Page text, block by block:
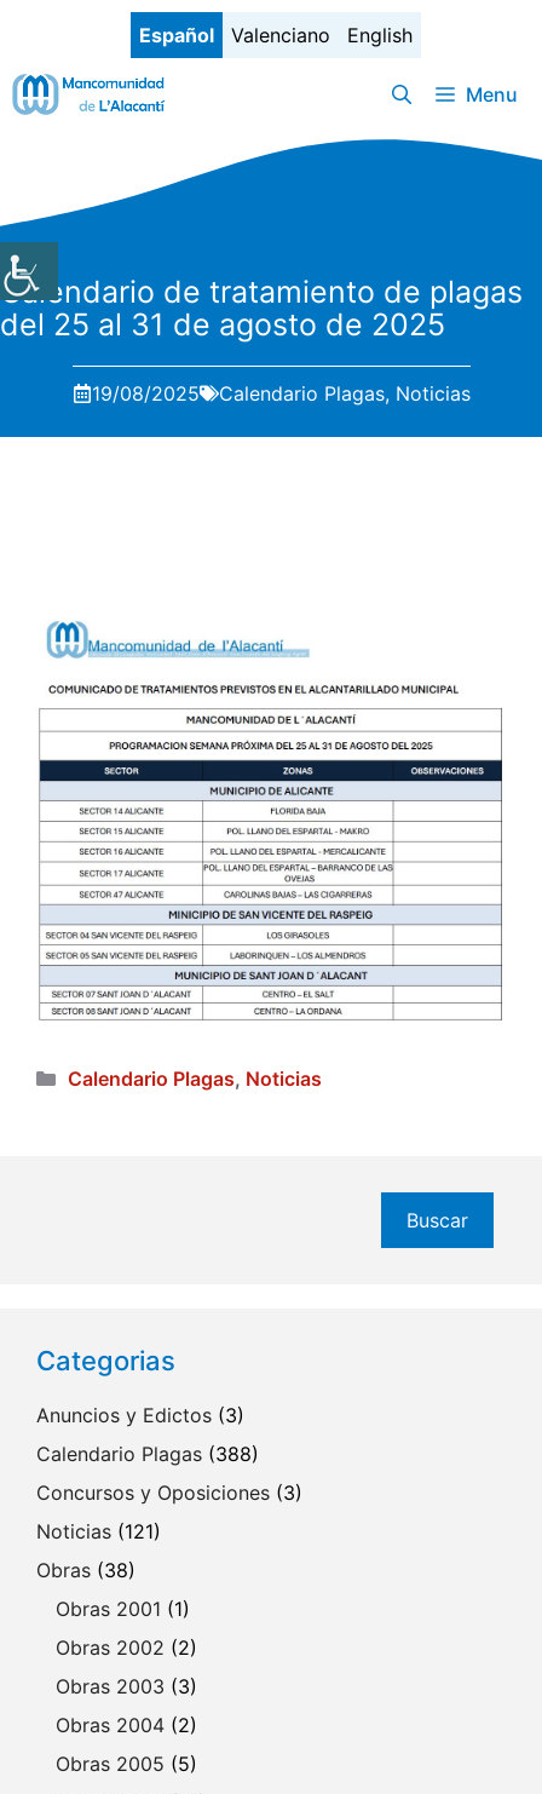
contenido
Español Valenciano English
Menu
Calendario de tratamiento de plagas
del 25 al 31 de agosto de 2025
19/08/2025 Calendario Plagas, Noticias
Categorías
Calendario Plagas, Noticias
Buscar
Categorias
Anuncios y Edictos (3)
Calendario Plagas (388)
Concursos y Oposiciones (3)
Noticias (121)
Obras (38)
Obras 2001 (1)
Obras 2002 (2)
Obras 2003 (3)
Obras 2004 (2)
Obras 2005 (5)